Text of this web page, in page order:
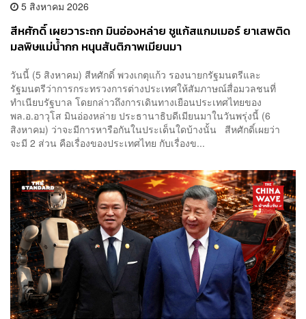
5 สิงหาคม 2026
สีหศักดิ์ เผยวาระถก มินอ่องหล่าย ชูแก้สแกมเมอร์ ยาเสพติด
มลพิษแม่น้ำกก หนุนสันติภาพเมียนมา
วันนี้ (5 สิงหาคม) สีหศักดิ์ พวงเกตุแก้ว รองนายกรัฐมนตรีและ
รัฐมนตรีว่าการกระทรวงการต่างประเทศให้สัมภาษณ์สื่อมวลชนที่
ทำเนียบรัฐบาล โดยกล่าวถึงการเดินทางเยือนประเทศไทยของ
พล.อ.อาวุโส มินอ่องหล่าย ประธานาธิบดีเมียนมาในวันพรุ่งนี้ (6
สิงหาคม) ว่าจะมีการหารือกันในประเด็นใดบ้างนั้น สีหศักดิ์เผยว่า
จะมี 2 ส่วน คือเรื่องของประเทศไทย กับเรื่องข...